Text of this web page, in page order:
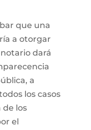
que una
a otorgar
dará
a
los casos
de los
el